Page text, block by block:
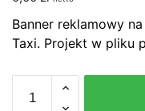
Banner reklamowy
Taxi. Projekt w pliku
Plik